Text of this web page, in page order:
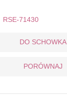
RSE-71430
DO SCHOWKA
PORÓWNAJ